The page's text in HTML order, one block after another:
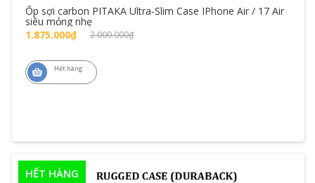
Ốp sợi carbon PITAKA Ultra-Slim Case IPhone Air / 17 Air
siêu mỏng nhẹ
1.875.000₫
2.000.000₫
Hết hàng
HẾT HÀNG